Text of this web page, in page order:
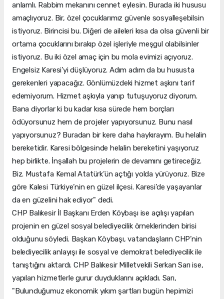
anlamlı. Rabbim mekanını cennet eylesin. Burada iki hususu
amaçlıyoruz. Bir, özel çocuklarımız güvenle sosyalleşebilsin
istiyoruz. Birincisi bu. Diğeri de aileleri kısa da olsa güvenli bir
ortama çocuklarını bırakıp özel işleriyle meşgul olabilsinler
istiyoruz. Bu iki özel amaç için bu mola evimizi açıyoruz.
Engelsiz Karesi’yi düşlüyoruz. Adım adım da bu hususta
gerekenleri yapacağız. Gönlümüzdeki hizmet aşkını tarif
edemiyorum. Hizmet aşkıyla yanıp tutuşuyoruz diyorum.
Bana diyorlar ki bu kadar kısa sürede hem borçları
ödüyorsunuz hem de projeler yapıyorsunuz. Bunu nasıl
yapıyorsunuz? Buradan bir kere daha haykırayım. Bu helalin
bereketidir. Karesi bölgesinde helalin bereketini yaşıyoruz
hep birlikte. İnşallah bu projelerin de devamını getireceğiz.
Biz. Mustafa Kemal Atatürk’ün açtığı yolda yürüyoruz. Bize
göre Kalesi Türkiye’nin en güzel ilçesi. Karesi’de yaşayanlar
da en güzelini hak ediyor" dedi.
CHP Balıkesir İl Başkanı Erden Köybaşı ise açılışı yapılan
projenin en güzel sosyal belediyecilik örneklerinden birisi
olduğunu söyledi. Başkan Köybaşı, vatandaşların CHP’nin
belediyecilik anlayışı ile sosyal ve demokrat belediyecilik ile
tanıştığını aktardı. CHP Balıkesir Milletvekili Serkan Sarı ise,
yapılan hizmetlerle gurur duyduklarını açıkladı. Sarı,
"Bulunduğumuz ekonomik yıkım şartları bugün hepimizi